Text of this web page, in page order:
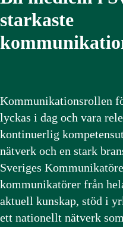
starkaste
Kommunikationsrollen
lyckas i dag och vara
kontinuerlig
nätverk och en stark
Sveriges
kommunikatörer från
aktuell kunskap, stöd i
ett nationellt nätverk